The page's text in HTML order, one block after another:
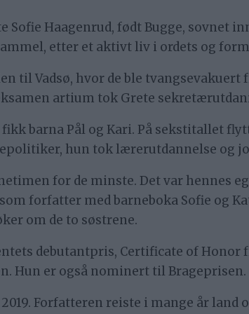
Haagenrud, født Bugge, sovnet
etter et aktivt liv i ordets og
til Vadsø, hvor de ble tvangsevakuert
artium tok Grete
fikk barna Pål og Kari. På sekstitallet
hun tok lærerutdannelse og
for de minste. Det var hennes
forfatter med barneboka Sofie og
om de to søstrene.
debutantpris, Certificate of Honor
Hun er også nominert til Brageprisen.
Forfatteren reiste i mange år